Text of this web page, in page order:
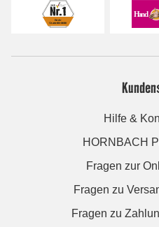
Hilfe &
HORNBACH
Fragen zur
Fragen zu
Fragen zu